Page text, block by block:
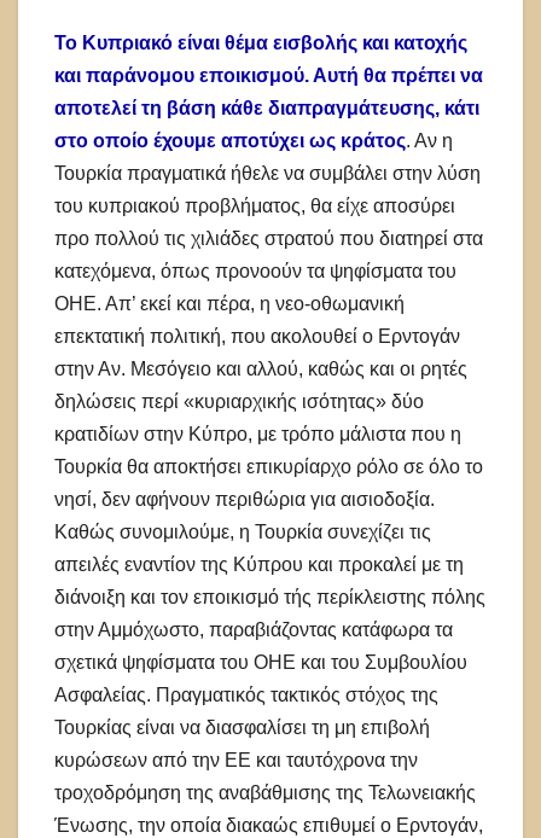
Το Κυπριακό είναι θέμα εισβολής και κατοχής
και παράνομου εποικισμού. Αυτή θα πρέπει να
αποτελεί τη βάση κάθε διαπραγμάτευσης, κάτι
στο οποίο έχουμε αποτύχει ως κράτος. Αν η
Τουρκία πραγματικά ήθελε να συμβάλει στην λύση
του κυπριακού προβλήματος, θα είχε αποσύρει
προ πολλού τις χιλιάδες στρατού που διατηρεί στα
κατεχόμενα, όπως προνοούν τα ψηφίσματα του
ΟΗΕ. Απ’ εκεί και πέρα, η νεο-οθωμανική
επεκτατική πολιτική, που ακολουθεί ο Ερντογάν
στην Αν. Μεσόγειο και αλλού, καθώς και οι ρητές
δηλώσεις περί «κυριαρχικής ισότητας» δύο
κρατιδίων στην Κύπρο, με τρόπο μάλιστα που η
Τουρκία θα αποκτήσει επικυρίαρχο ρόλο σε όλο το
νησί, δεν αφήνουν περιθώρια για αισιοδοξία.
Καθώς συνομιλούμε, η Τουρκία συνεχίζει τις
απειλές εναντίον της Κύπρου και προκαλεί με τη
διάνοιξη και τον εποικισμό τής περίκλειστης πόλης
στην Αμμόχωστο, παραβιάζοντας κατάφωρα τα
σχετικά ψηφίσματα του ΟΗΕ και του Συμβουλίου
Ασφαλείας. Πραγματικός τακτικός στόχος της
Τουρκίας είναι να διασφαλίσει τη μη επιβολή
κυρώσεων από την ΕΕ και ταυτόχρονα την
τροχοδρόμηση της αναβάθμισης της Τελωνειακής
Ένωσης, την οποία διακαώς επιθυμεί ο Ερντογάν,